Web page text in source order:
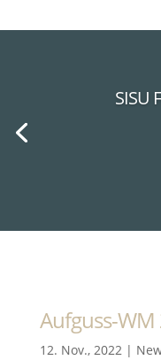
SISU
Aufguss-WM
12. Nov., 2022|